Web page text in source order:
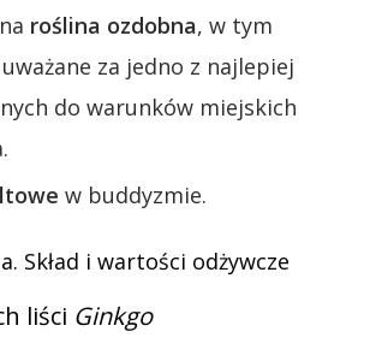
roślina ozdobna, w tym
za jedno z najlepiej
do warunków miejskich
w buddyzmie.
Skład i wartości odżywcze
liści Ginkgo